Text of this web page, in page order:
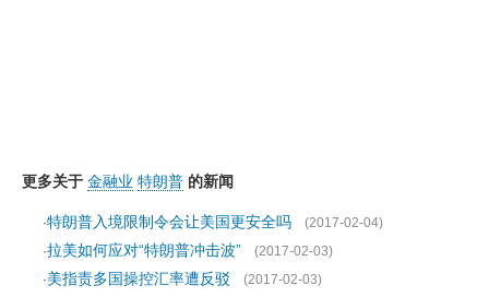
更多关于 金融业 特朗普 的新闻
·特朗普入境限制令会让美国更安全吗
(2017-02-04)
·拉美如何应对“特朗普冲击波”
(2017-02-03)
·美指责多国操控汇率遭反驳 (2017-02-03)